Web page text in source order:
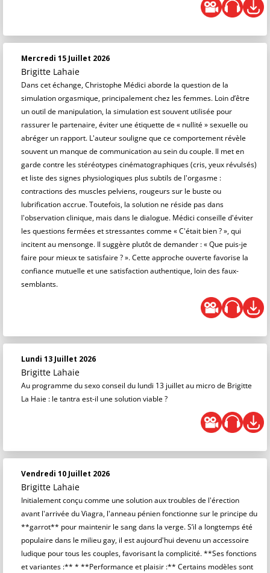
Mercredi 15 Juillet 2026
Brigitte Lahaie
Dans cet échange, Christophe Médici aborde la question de la
simulation orgasmique, principalement chez les femmes. Loin d’être
un outil de manipulation, la simulation est souvent utilisée pour
rassurer le partenaire, éviter une étiquette de « nullité » sexuelle ou
abréger un rapport. L'auteur souligne que ce comportement révèle
souvent un manque de communication au sein du couple. Il met en
garde contre les stéréotypes cinématographiques (cris, yeux révulsés)
et liste des signes physiologiques plus subtils de l'orgasme :
contractions des muscles pelviens, rougeurs sur le buste ou
lubrification accrue. Toutefois, la solution ne réside pas dans
l'observation clinique, mais dans le dialogue. Médici conseille d'éviter
les questions fermées et stressantes comme « C'était bien ? », qui
incitent au mensonge. Il suggère plutôt de demander : « Que puis-je
faire pour mieux te satisfaire ? ». Cette approche ouverte favorise la
confiance mutuelle et une satisfaction authentique, loin des faux-
semblants.
Lundi 13 Juillet 2026
Brigitte Lahaie
Au programme du sexo conseil du lundi 13 juillet au micro de Brigitte
La Haie : le tantra est-il une solution viable ?
Vendredi 10 Juillet 2026
Brigitte Lahaie
Initialement conçu comme une solution aux troubles de l'érection
avant l'arrivée du Viagra, l'anneau pénien fonctionne sur le principe du
**garrot** pour maintenir le sang dans la verge. S’il a longtemps été
populaire dans le milieu gay, il est aujourd'hui devenu un accessoire
ludique pour tous les couples, favorisant la complicité. **Ses fonctions
et variantes :** * **Performance et plaisir :** Certains modèles sont